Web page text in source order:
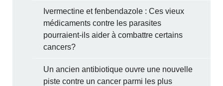
Ivermectine et fenbendazole : Ces vieux
médicaments contre les parasites
pourraient-ils aider à combattre certains
cancers?
Un ancien antibiotique ouvre une nouvelle
piste contre un cancer parmi les plus